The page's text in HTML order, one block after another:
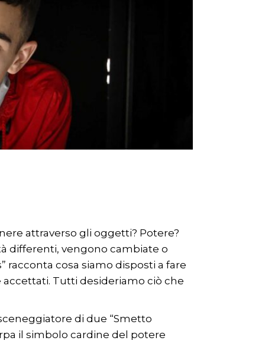
attraverso gli oggetti? Potere?
differenti, vengono cambiate o
racconta cosa siamo disposti a fare
Tutti desideriamo ciò che
di due “Smetto
il simbolo cardine del potere